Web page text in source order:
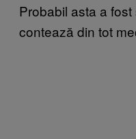
Probabil asta a
contează din tot